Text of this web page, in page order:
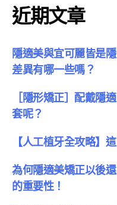
近期文章
隱適美與宜可麗皆是
差異有哪一些嗎？
［隱形矯正］配戴隱
套呢？
【人工植牙全攻略】
為何隱適美矯正以後
的重要性！